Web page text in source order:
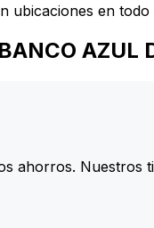
ubicaciones en
AZUL
ahorros. Nuestros